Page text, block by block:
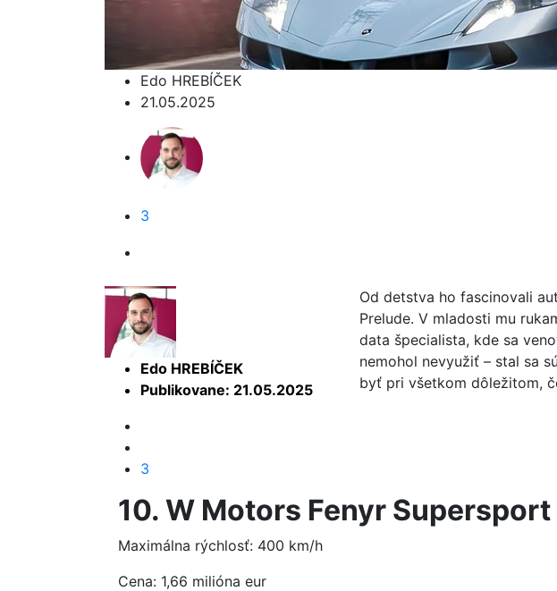
Edo HREBÍČEK
21.05.2025
3
Edo HREBÍČEK
Publikovane: 21.05.2025
Od detstva ho fascinovali
Prelude. V mladosti mu
data špecialista, kde sa
nemohol nevyužiť – stal sa
byť pri všetkom dôležitom,
3
10. W Motors Fenyr Supersport
Maximálna rýchlosť: 400 km/h
Cena: 1,66 milióna eur